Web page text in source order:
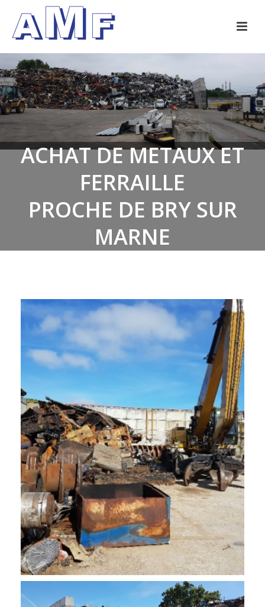
ACHAT DE METAUX ET
FERRAILLE
PROCHE DE BRY SUR
MARNE